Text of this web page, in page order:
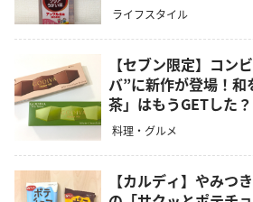
ライフスタイル
【セブン限定】コン
バ”に新作が登場！和
茶」はもうGETした？
料理・グルメ
【カルディ】やみつ